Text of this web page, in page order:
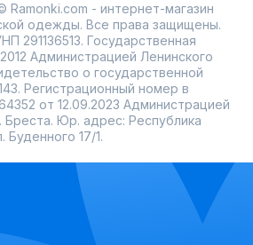
Ramonki.com - интернет-магазин
одежды. Все права защищены.
291136513. Государственная
Администрацией Ленинского
о государственной
Регистрационный номер в
от 12.09.2023 Администрацией
Бреста. Юр. адрес: Республика
Буденного 17/1.